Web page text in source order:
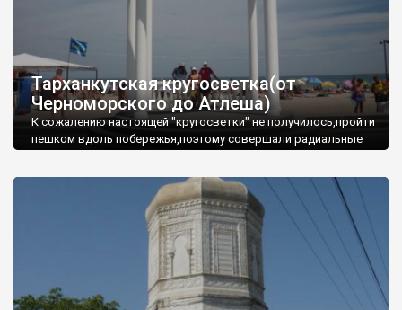
Тарханкутская кругосветка(от
Черноморского до Атлеша)
К сожалению настоящей "кругосветки" не получилось,пройти
пешком вдоль побережья,поэтому совершали радиальные